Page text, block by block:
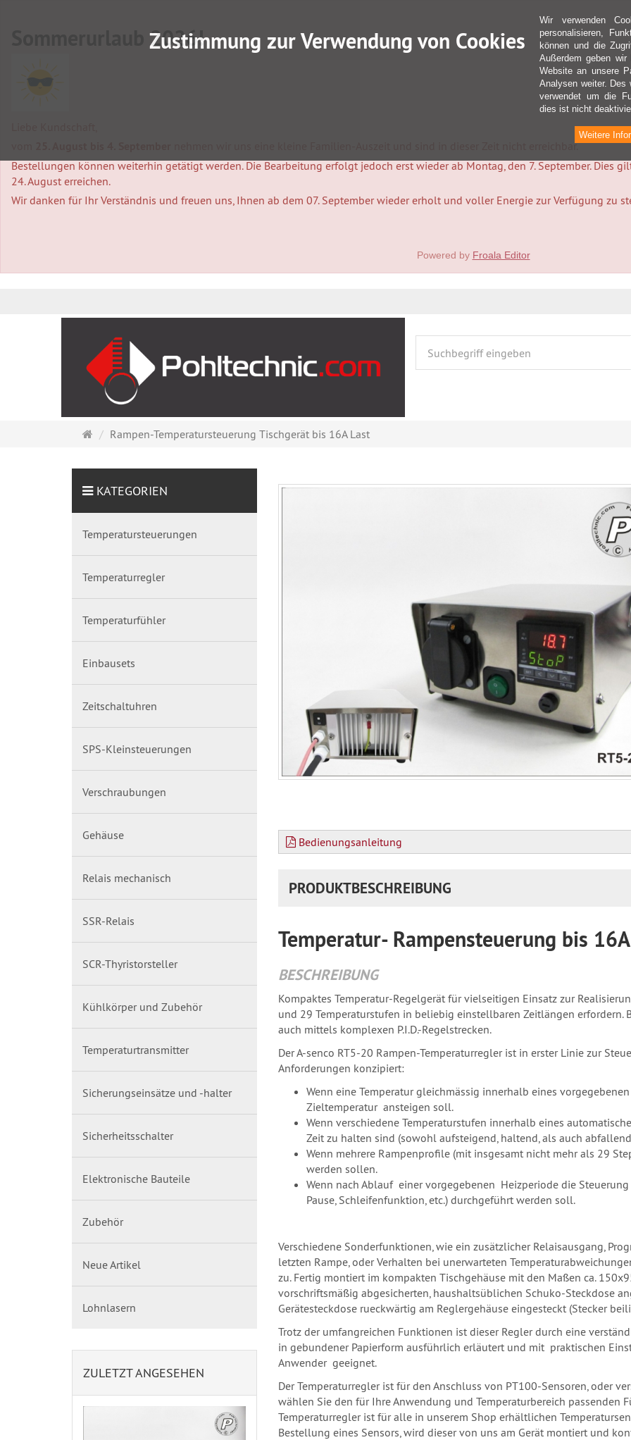
Sommerurlaub 2026!
nehmen wir uns eine kleine Familien-Auszeit und sind in dieser Zeit nicht erreichbar.
Bestellungen können weiterhin getätigt werden. Die Bearbeitung erfolgt jedoch erst wieder ab Montag, den 7. September. Dies
24. August erreichen.
Wir danken für Ihr Verständnis und freuen uns, Ihnen ab dem 07. September wieder erholt und voller Energie zur Verfügung zu
Powered by Froala Editor
Startseite
Rampen-Temperatursteuerung Tischgerät bis 16A Last
Bedienungsanleitung
PRODUKTBESCHREIBUNG
Temperatur- Rampensteuerung bis
BESCHREIBUNG
Kompaktes Temperatur-Regelgerät für vielseitigen Einsatz zur
und 29 Temperaturstufen in beliebig einstellbaren Zeitlängen erfordern.
auch mittels komplexen P.I.D.-Regelstrecken.
Der A-senco RT5-20 Rampen-Temperaturregler ist in erster Linie zur
Anforderungen konzipiert:
Wenn eine Temperatur gleichmässig innerhalb eines
Zieltemperatur ansteigen soll.
Wenn verschiedene Temperaturstufen innerhalb eines
Zeit zu halten sind (sowohl aufsteigend, haltend, als auch
Wenn mehrere Rampenprofile (mit insgesamt nicht mehr als 29
werden sollen.
Wenn nach Ablauf einer vorgegebenen Heizperiode die Steuerung
Pause, Schleifenfunktion, etc.) durchgeführt werden soll.
Verschiedene Sonderfunktionen, wie ein zusätzlicher Relaisausgang,
letzten Rampe, oder Verhalten bei unerwarteten
zu. Fertig montiert im kompakten Tischgehäuse mit den Maßen ca.
vorschriftsmäßig abgesicherten, haushaltsüblichen Schuko-Steckdose
Gerätesteckdose rueckwärtig am Reglergehäuse eingesteckt (Stecker
Trotz der umfangreichen Funktionen ist dieser Regler durch eine
in gebundener Papierform ausführlich erläutert und mit praktischen
Anwender geeignet.
Der Temperaturregler ist für den Anschluss von PT100-Sensoren, oder
wählen Sie den für Ihre Anwendung und Temperaturbereich passenden
Temperaturregler ist für alle in unserem Shop erhältlichen
Bestellung eines Sensors, wird dieser von uns am Gerät montiert und
KATEGORIEN
Temperatursteuerungen
Temperaturregler
Temperaturfühler
Einbausets
Zeitschaltuhren
SPS-Kleinsteuerungen
Verschraubungen
Gehäuse
Relais mechanisch
SSR-Relais
SCR-Thyristorsteller
Kühlkörper und Zubehör
Temperaturtransmitter
Sicherungseinsätze und -halter
Sicherheitsschalter
Elektronische Bauteile
Zubehör
Neue Artikel
Lohnlasern
ZULETZT ANGESEHEN
Zustimmung zur Verwendung von Cookies
Wir verwenden
personalisieren,
können und die
Außerdem geben
Website an unsere
Analysen weiter. Des
verwendet um die
dies ist nicht
Weitere